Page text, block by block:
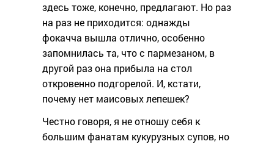
здесь тоже, конечно, предлагают. Но раз
на раз не приходится: однажды
фокачча вышла отлично, особенно
запомнилась та, что с пармезаном, в
другой раз она прибыла на стол
откровенно подгорелой. И, кстати,
почему нет маисовых лепешек?
Честно говоря, я не отношу себя к
большим фанатам кукурузных супов, но